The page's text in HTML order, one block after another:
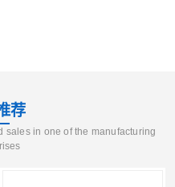
荐
sales in one of the manufacturing